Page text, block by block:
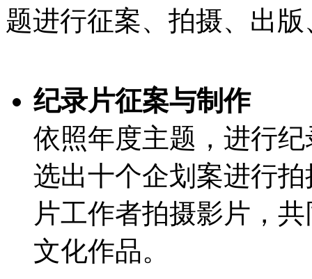
题进行征案、拍摄、出
纪录片征案与制作
依照年度主题，进行
选出十个企划案进行
片工作者拍摄影片，
文化作品。